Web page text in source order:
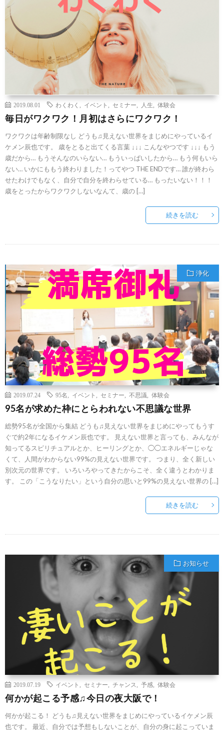
2019.08.01 わくわく イベント セミナー 人生 体験会
毎日がワクワク！月初はさらにワクワク！
ワクワクは年齢制限なし どうも♫見えない世界をまじめにやっているイ
ケメン辰也です。 歳をとると出てくる言葉 ↓↓↓ こんなやつです ↓↓↓ もう
歳だから… もうそんなのいらない… もういっぱいしたから… もう何もいら
ない… いかにももう終わりました！ってやつ THE ENDです… 誰が終わら
せたわけでもなく、自分で自分を終わらせている… もったいない！！！
歳をとったからワクワクしないなんて、歳の […]
続きを読む
浄化
2019.07.24 95名 イベント セミナー 不思議 体験会
95名が求めた枠にとらわれない不思議な世界
総勢95名が全国から集結 どうも♫見えない世界をまじめにやってもうす
ぐで約2年になるイケメン辰也です。 見えない世界と言っても、みんなが
知ってるスピリチュアルとか、ヒーリングとか、◯◯エネルギーじゃな
くて、人間がわからない99%の見えない世界です。 つまり、全く新しい
別次元の世界です。 いろいろやってきたからこそ、全く違うとわかりま
す。 この「こうなりたい」という自分の思いと99%の見えない世界の […]
続きを読む
お知らせ
2019.07.19 イベント セミナー チャンス 予感 体験会
何かが起こる予感♫今日の夜大阪で！
何かが起こる！ どうも♫見えない世界をまじめにやっているイケメン辰
也です。 最近、自分では予想もしないことが、自分の身に起こっていま